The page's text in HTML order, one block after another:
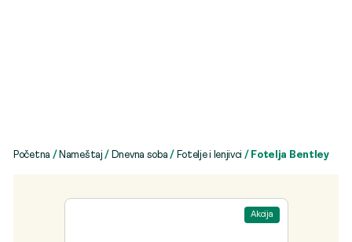
Početna / Nameštaj / Dnevna soba / Fotelje i lenjivci / Fotelja Bentley
Akcija